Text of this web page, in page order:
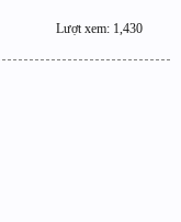
Lượt xem: 1,430